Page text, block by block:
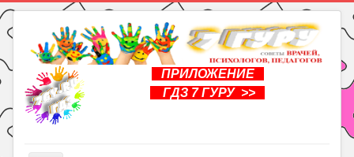
ПРИЛОЖЕНИЕ
ГДЗ 7 ГУРУ >>